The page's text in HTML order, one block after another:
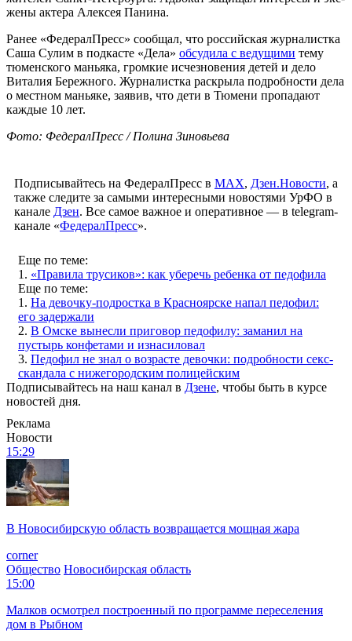
жены актера Алексея Панина.
Ранее «ФедералПресс» сообщал, что российская журналистка
Саша Сулим в подкасте «Дела» обсудила с ведущими тему
тюменского маньяка, громкие исчезновения детей и дело
Виталия Бережного. Журналистка раскрыла подробности дела
о местном маньяке, заявив, что дети в Тюмени пропадают
каждые 10 лет.
Фото: ФедералПресс / Полина Зиновьева
Подписывайтесь на ФедералПресс в МАХ, Дзен.Новости, а
также следите за самыми интересными новостями УрФО в
канале Дзен. Все самое важное и оперативное — в telegram-
канале «ФедералПресс».
Еще по теме:
1. «Правила трусиков»: как уберечь ребенка от педофила
Еще по теме:
1. На девочку-подростка в Красноярске напал педофил:
его задержали
2. В Омске вынесли приговор педофилу: заманил на
пустырь конфетами и изнасиловал
3. Педофил не знал о возрасте девочки: подробности секс-
скандала с нижегородским полицейским
Подписывайтесь на наш канал в Дзене, чтобы быть в курсе
новостей дня.
Реклама
Новости
15:29
В Новосибирскую область возвращается мощная жара
corner
Общество Новосибирская область
15:00
Малков осмотрел построенный по программе переселения
дом в Рыбном